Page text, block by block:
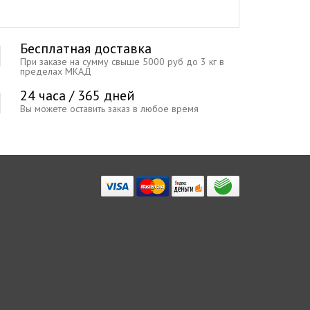
Бесплатная доставка
При заказе на сумму свыше 5000 руб до 3 кг в
пределах МКАД
24 часа / 365 дней
Вы можете оставить заказ в любое время